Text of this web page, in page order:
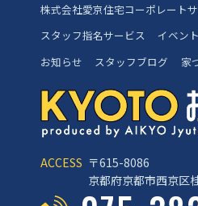
ACCESS 〒615-8086
京都府京都市西京区
株式会社愛京住宅コーポレート
スタッフ指名サービス
イベン
お知らせ
スタッフブログ 家